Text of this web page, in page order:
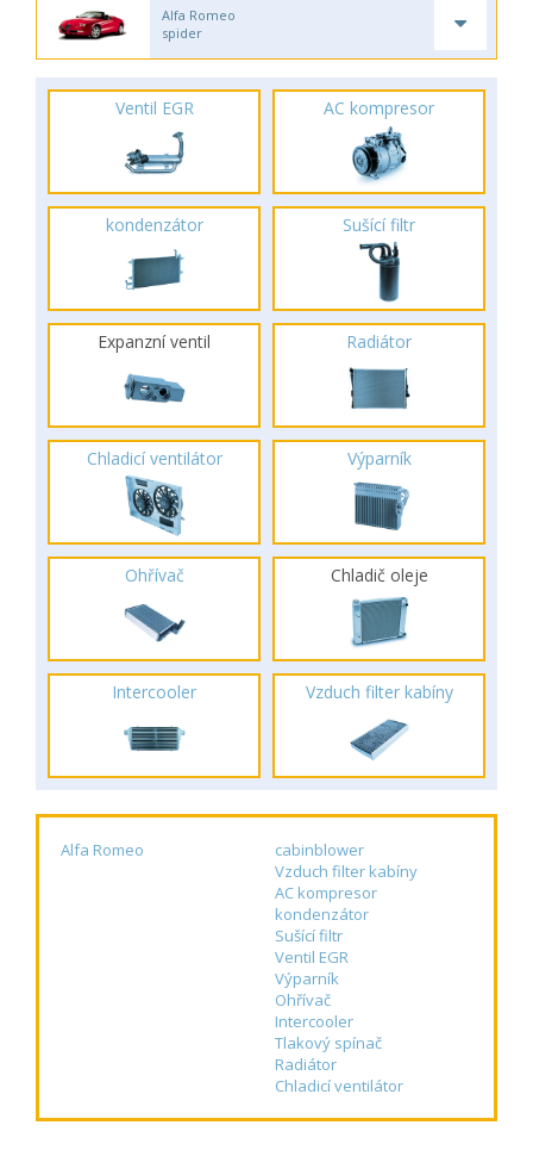
Alfa Romeo
spider
Ventil EGR AC kompresor
kondenzátor Sušící filtr
Expanzní ventil Radiátor
Chladicí ventilátor Výparník
Ohřívač Chladič oleje
Intercooler Vzduch filter kabíny
Alfa Romeo
cabinblower
Vzduch filter kabíny
AC kompresor
kondenzátor
Sušící filtr
Ventil EGR
Výparník
Ohřívač
Intercooler
Tlakový spínač
Radiátor
Chladicí ventilátor